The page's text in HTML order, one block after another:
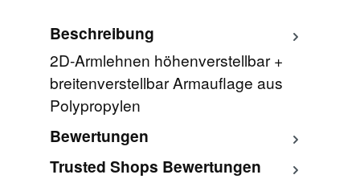
Beschreibung
2D-Armlehnen höhenverstellbar +
breitenverstellbar Armauflage aus
Polypropylen
Bewertungen
Trusted Shops Bewertungen